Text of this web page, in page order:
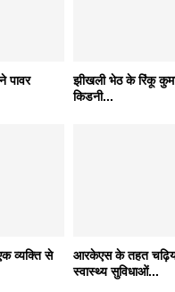
पावर
झीखली भेठ के रिंकू
किडनी...
व्यक्ति से
आरकेएस के तहत
स्वास्थ्य सुविधाओं...